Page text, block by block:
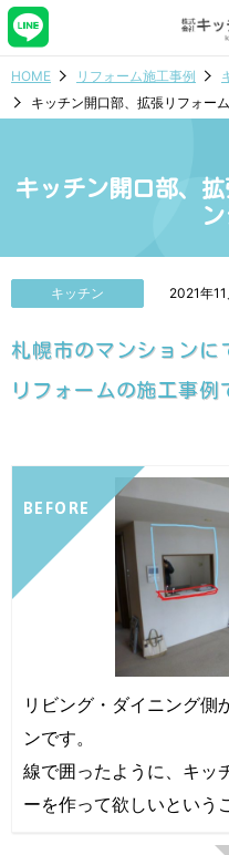
HOME リフォーム施工事例
キッチン開口部、拡張リフォー
キッチン開口部、
キッチン 2021年
札幌市のマンションに
リフォームの施工事例
BEFORE
リビング・ダイニング側
ンです。
線で囲ったように、キッ
ーを作って欲しいという